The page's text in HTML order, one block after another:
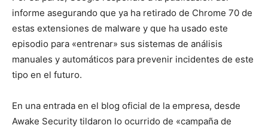
informe asegurando que ya ha retirado de Chrome 70 de
estas extensiones de malware y que ha usado este
episodio para «entrenar» sus sistemas de análisis
manuales y automáticos para prevenir incidentes de este
tipo en el futuro.
En una entrada en el blog oficial de la empresa, desde
Awake Security tildaron lo ocurrido de «campaña de